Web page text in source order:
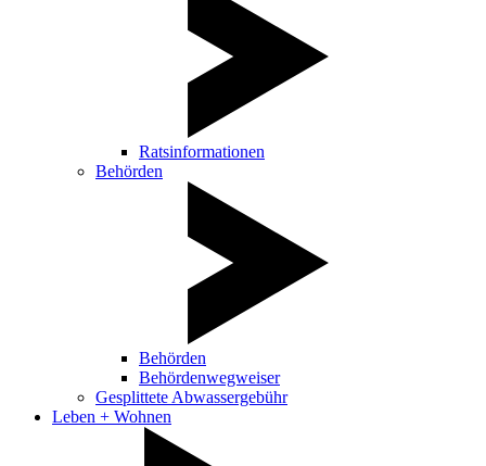
Ratsinformationen
Behörden
Behörden
Behördenwegweiser
Gesplittete Abwassergebühr
Leben + Wohnen